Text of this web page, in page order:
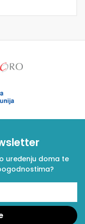
uređenju doma te